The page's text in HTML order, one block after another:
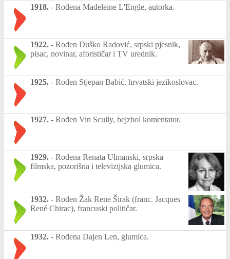
1918. - Rođena Madeleine L'Engle, autorka.
1922. - Rođen Duško Radović, srpski pjesnik,
pisac, novinar, aforističar i TV urednik.
1925. - Rođen Stjepan Babić, hrvatski jezikoslovac.
1927. - Rođen Vin Scully, bejzbol komentator.
1929. - Rođena Renata Ulmanski, srpska
filmska, pozorišna i televizijska glumica.
1932. - Rođen Žak Rene Širak (franc. Jacques
René Chirac), francuski političar.
1932. - Rođena Dajen Len, glumica.